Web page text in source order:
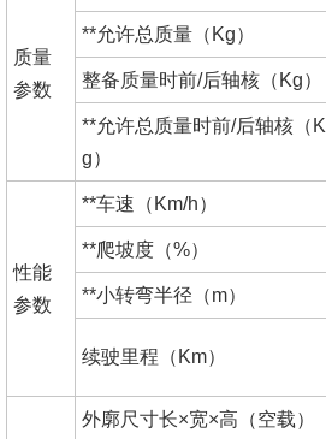
质量
参数
**允许总质量（Kg）
整备质量时前/后轴核（Kg）
**允许总质量时前/后轴核（K
g）
性能
参数
**车速（Km/h）
**爬坡度（%）
**小转弯半径（m）
续驶里程（Km）
外廓尺寸长×宽×高（空载）